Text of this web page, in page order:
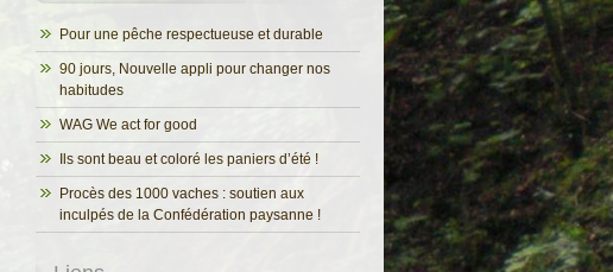
Pour une pêche respectueuse et durable
90 jours, Nouvelle appli pour changer nos
habitudes
WAG We act for good
Ils sont beau et coloré les paniers d’été !
Procès des 1000 vaches : soutien aux
inculpés de la Confédération paysanne !